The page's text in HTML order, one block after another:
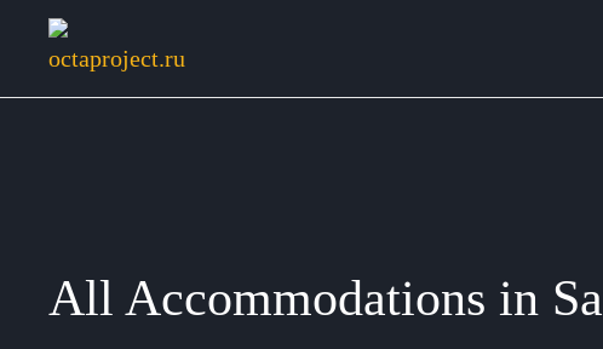
All Accommodations in